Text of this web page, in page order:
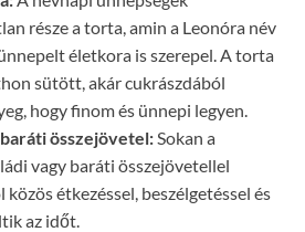
része a torta, amin a Leonóra név
életkora is szerepel. A torta
sütött, akár cukrászdából
hogy finom és ünnepi legyen.
összejövetel:Sokan a
vagy baráti összejövetellel
közös étkezéssel, beszélgetéssel és
az időt.